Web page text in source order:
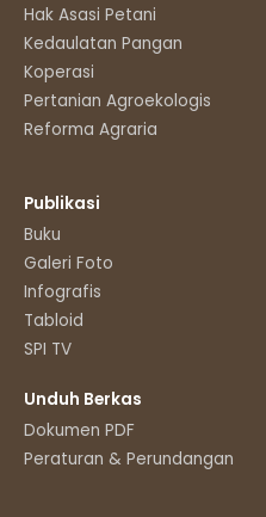
Hak Asasi Petani
Kedaulatan Pangan
Koperasi
Pertanian Agroekologis
Reforma Agraria
Publikasi
Buku
Galeri Foto
Infografis
Tabloid
SPI TV
Unduh Berkas
Dokumen PDF
Peraturan & Perundangan